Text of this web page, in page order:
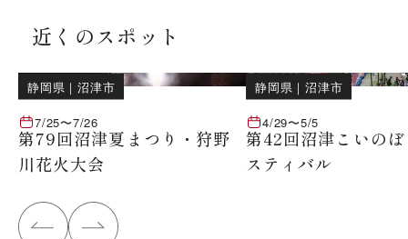
近くのスポット
静岡県 ｜沼津市
7/25〜7/26
第79回沼津夏まつり・狩野
川花火大会
静岡県 ｜沼津市
4/29〜5/5
第42回沼津こいの
スティバル